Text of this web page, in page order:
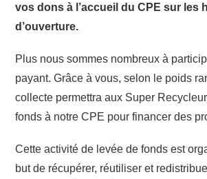
vos dons à l’accueil du CPE sur les
d’ouverture.
Plus nous sommes nombreux à
payant. Grâce à vous, selon le poids
collecte permettra aux Super
fonds à notre CPE pour financer des
Cette activité de levée de fonds est
but de récupérer, réutiliser et